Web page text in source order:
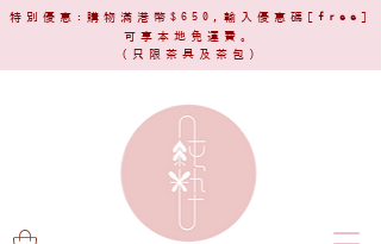
特別優惠:購物滿港幣$650,輸入優惠碼[ free ]
可享本地免運費。
(只限茶具及茶包)​